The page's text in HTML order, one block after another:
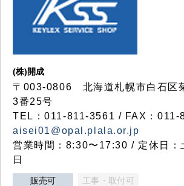
(株)開成
〒003-0806 北海道札幌市白石区
3番25号
TEL：011-811-3561 / FAX：011-
aisei01@opal.plala.or.jp
営業時間：8:30〜17:30 / 定休日：
日
販売可 工事・取付可